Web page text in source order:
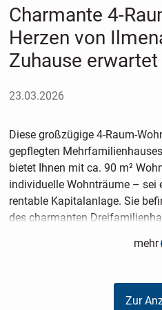
Charmante 4-
Herzen von
Zuhause erwartet
23.03.2026
Diese großzügige 4-Raum-
gepflegten
bietet Ihnen mit ca. 90 m²
individuelle Wohnträume – sei
rentable Kapitalanlage. Sie
des charmanten
wurde. Die charakteristische
Haus eine besondere
Die Wohnung überzeugt durch
Grundriss mit hellen,
mehr
Zur